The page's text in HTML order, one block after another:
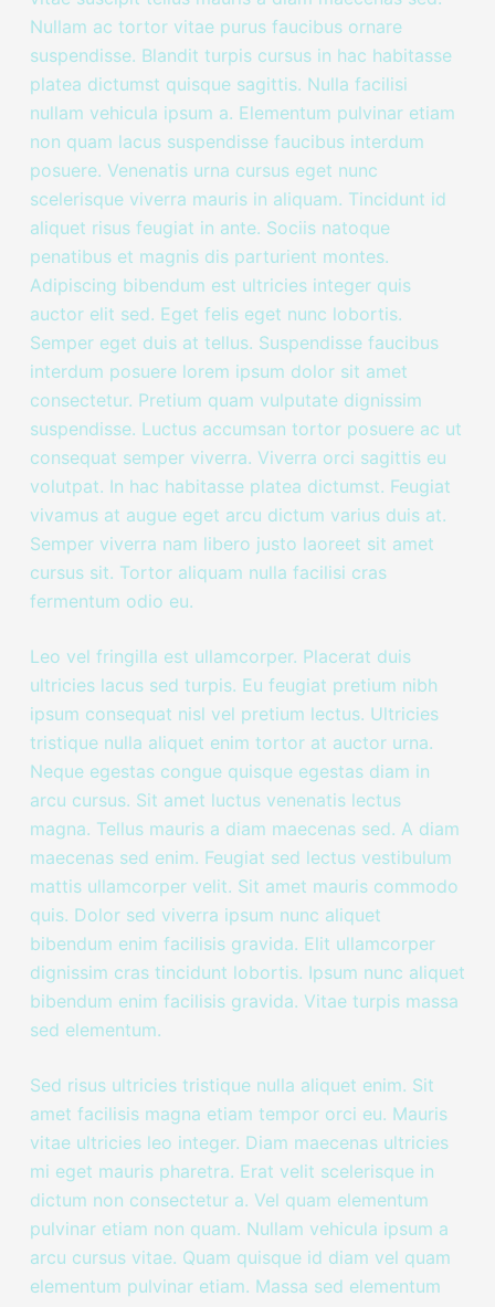
Nullam ac tortor vitae purus faucibus ornare
suspendisse. Blandit turpis cursus in hac habitasse
platea dictumst quisque sagittis. Nulla facilisi
nullam vehicula ipsum a. Elementum pulvinar etiam
non quam lacus suspendisse faucibus interdum
posuere. Venenatis urna cursus eget nunc
scelerisque viverra mauris in aliquam. Tincidunt id
aliquet risus feugiat in ante. Sociis natoque
penatibus et magnis dis parturient montes.
Adipiscing bibendum est ultricies integer quis
auctor elit sed. Eget felis eget nunc lobortis.
Semper eget duis at tellus. Suspendisse faucibus
interdum posuere lorem ipsum dolor sit amet
consectetur. Pretium quam vulputate dignissim
suspendisse. Luctus accumsan tortor posuere ac ut
consequat semper viverra. Viverra orci sagittis eu
volutpat. In hac habitasse platea dictumst. Feugiat
vivamus at augue eget arcu dictum varius duis at.
Semper viverra nam libero justo laoreet sit amet
cursus sit. Tortor aliquam nulla facilisi cras
fermentum odio eu.
Leo vel fringilla est ullamcorper. Placerat duis
ultricies lacus sed turpis. Eu feugiat pretium nibh
ipsum consequat nisl vel pretium lectus. Ultricies
tristique nulla aliquet enim tortor at auctor urna.
Neque egestas congue quisque egestas diam in
arcu cursus. Sit amet luctus venenatis lectus
magna. Tellus mauris a diam maecenas sed. A diam
maecenas sed enim. Feugiat sed lectus vestibulum
mattis ullamcorper velit. Sit amet mauris commodo
quis. Dolor sed viverra ipsum nunc aliquet
bibendum enim facilisis gravida. Elit ullamcorper
dignissim cras tincidunt lobortis. Ipsum nunc aliquet
bibendum enim facilisis gravida. Vitae turpis massa
sed elementum.
Sed risus ultricies tristique nulla aliquet enim. Sit
amet facilisis magna etiam tempor orci eu. Mauris
vitae ultricies leo integer. Diam maecenas ultricies
mi eget mauris pharetra. Erat velit scelerisque in
dictum non consectetur a. Vel quam elementum
pulvinar etiam non quam. Nullam vehicula ipsum a
arcu cursus vitae. Quam quisque id diam vel quam
elementum pulvinar etiam. Massa sed elementum